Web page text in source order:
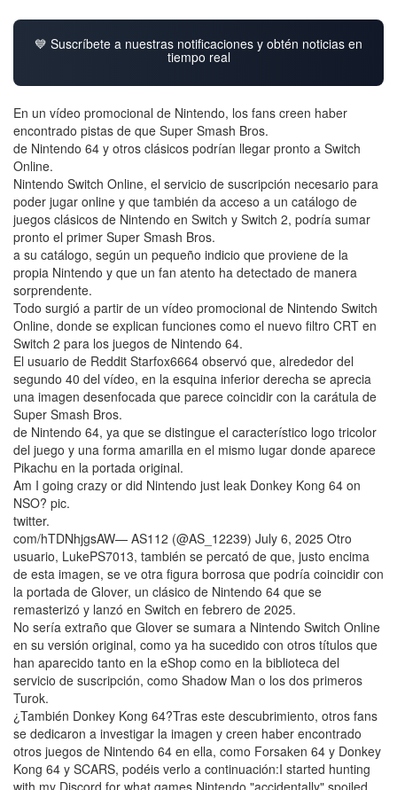
💙 Suscríbete a nuestras notificaciones y obtén noticias en
tiempo real
En un vídeo promocional de Nintendo, los fans creen haber
encontrado pistas de que Super Smash Bros.
de Nintendo 64 y otros clásicos podrían llegar pronto a Switch
Online.
Nintendo Switch Online, el servicio de suscripción necesario para
poder jugar online y que también da acceso a un catálogo de
juegos clásicos de Nintendo en Switch y Switch 2, podría sumar
pronto el primer Super Smash Bros.
a su catálogo, según un pequeño indicio que proviene de la
propia Nintendo y que un fan atento ha detectado de manera
sorprendente.
Todo surgió a partir de un vídeo promocional de Nintendo Switch
Online, donde se explican funciones como el nuevo filtro CRT en
Switch 2 para los juegos de Nintendo 64.
El usuario de Reddit Starfox6664 observó que, alrededor del
segundo 40 del vídeo, en la esquina inferior derecha se aprecia
una imagen desenfocada que parece coincidir con la carátula de
Super Smash Bros.
de Nintendo 64, ya que se distingue el característico logo tricolor
del juego y una forma amarilla en el mismo lugar donde aparece
Pikachu en la portada original.
Am I going crazy or did Nintendo just leak Donkey Kong 64 on
NSO? pic.
twitter.
com/hTDNhjgsAW— AS112 (@AS_12239) July 6, 2025 Otro
usuario, LukePS7013, también se percató de que, justo encima
de esta imagen, se ve otra figura borrosa que podría coincidir con
la portada de Glover, un clásico de Nintendo 64 que se
remasterizó y lanzó en Switch en febrero de 2025.
No sería extraño que Glover se sumara a Nintendo Switch Online
en su versión original, como ya ha sucedido con otros títulos que
han aparecido tanto en la eShop como en la biblioteca del
servicio de suscripción, como Shadow Man o los dos primeros
Turok.
¿También Donkey Kong 64?Tras este descubrimiento, otros fans
se dedicaron a investigar la imagen y creen haber encontrado
otros juegos de Nintendo 64 en ella, como Forsaken 64 y Donkey
Kong 64 y SCARS, podéis verlo a continuación:I started hunting